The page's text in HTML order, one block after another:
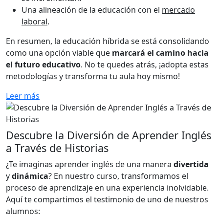
Una alineación de la educación con el mercado
laboral.
En resumen, la educación híbrida se está consolidando
como una opción viable que marcará el camino hacia
el futuro educativo. No te quedes atrás, ¡adopta estas
metodologías y transforma tu aula hoy mismo!
Leer más
Descubre la Diversión de Aprender Inglés
a Través de Historias
¿Te imaginas aprender inglés de una manera divertida
ydinámica? En nuestro curso, transformamos el
proceso de aprendizaje en una experiencia inolvidable.
Aquí te compartimos el testimonio de uno de nuestros
alumnos: